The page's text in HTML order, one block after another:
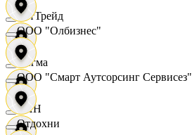
СетТрейд
Сигма
СИН
ООО "Олбизнес"
ООО "Смарт Аутсорсинг Сервисез"
Отдохни